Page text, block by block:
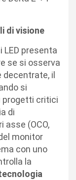
di visione
LED presenta
se si osserva
decentrate, il
si
progetti critici
di
(OCO,
monitor
con uno
la